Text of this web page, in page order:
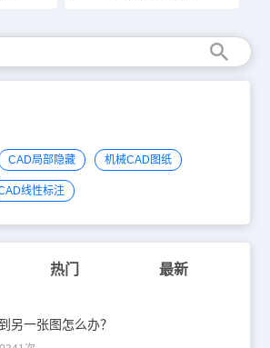
CAD局部隐藏 机械CAD图纸
线性标注
热门 最新
另一张图怎么办？